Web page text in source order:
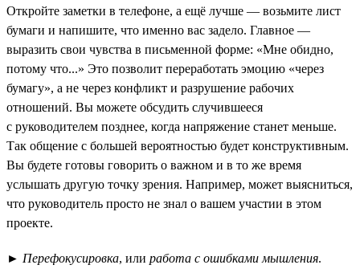
Откройте заметки в телефоне, а ещё лучше — возьмите лист
бумаги и напишите, что именно вас задело. Главное —
выразить свои чувства в письменной форме: «Мне обидно,
потому что...» Это позволит переработать эмоцию «через
бумагу», а не через конфликт и разрушение рабочих
отношений. Вы можете обсудить случившееся
с руководителем позднее, когда напряжение станет меньше.
Так общение с большей вероятностью будет конструктивным.
Вы будете готовы говорить о важном и в то же время
услышать другую точку зрения. Например, может выясниться,
что руководитель просто не знал о вашем участии в этом
проекте.
► Перефокусировка, или работа с ошибками мышления.